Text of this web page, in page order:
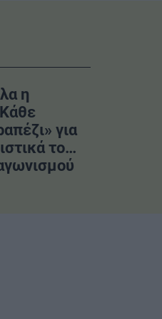
η
για
το…